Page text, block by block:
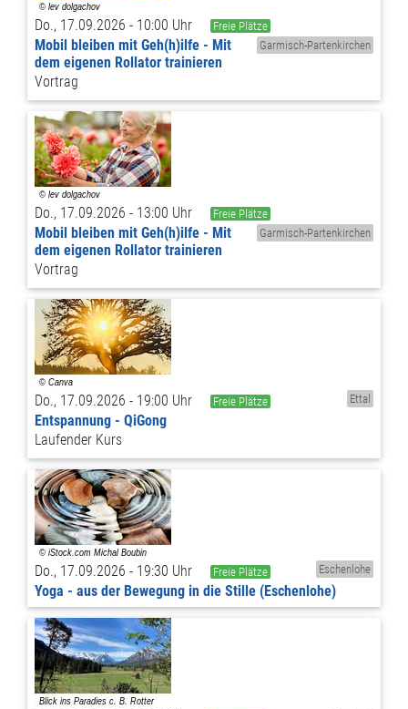
Do., 17.09.2026 - 10:00 Uhr
Freie Plätze
Garmisch-Partenkirchen
Mobil bleiben mit Geh(h)ilfe - Mit
dem eigenen Rollator trainieren
Vortrag
Do., 17.09.2026 - 13:00 Uhr
Freie Plätze
Garmisch-Partenkirchen
Mobil bleiben mit Geh(h)ilfe - Mit
dem eigenen Rollator trainieren
Vortrag
Do., 17.09.2026 - 19:00 Uhr Freie Plätze Ettal
Entspannung - QiGong
Laufender Kurs
Do., 17.09.2026 - 19:30 Uhr Freie Plätze Eschenlohe
Yoga - aus der Bewegung in die Stille (Eschenlohe)